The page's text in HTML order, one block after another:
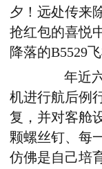
夕！远处传来
抢红包的喜悦
降落的B5529飞
年近六
机进行航后例
复，并对客舱
颗螺丝钉、每
仿佛是自己培